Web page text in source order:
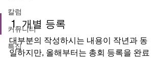
칼럼
커뮤니티
특집
1. 개별 등록
대부분의 작성하시는 내용이 작년과 동
일하지만, 올해부터는 총회 등록을 완료